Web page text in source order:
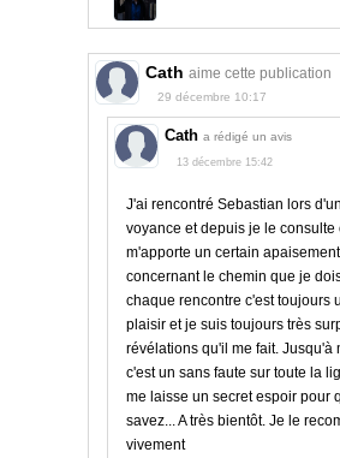
Cath aime cette publication
29 décembre 10:17
Cath a rédigé un avis
13 décembre 15:42
J'ai rencontré Sebastian lors
voyance et depuis je le consulte
m'apporte un certain apaisement
concernant le chemin que je
chaque rencontre c'est toujours
plaisir et je suis toujours très
révélations qu'il me fait. Jusqu'à
c'est un sans faute sur toute la
me laisse un secret espoir pour
savez... A très bientôt. Je le
vivement